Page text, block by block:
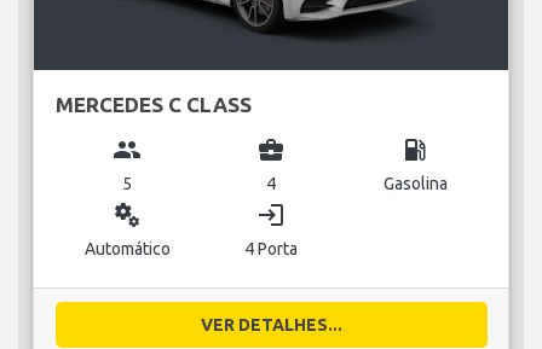
MERCEDES C CLASS
group
5
business_center
4
local_gas_station
Gasolina
miscellaneous_services
Automático
login
4 Porta
VER DETALHES...